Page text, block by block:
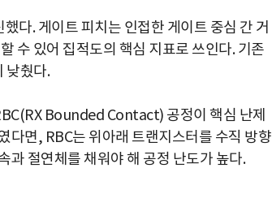
다. 게이트 피치는 인접한 게이트 중심 간 거
수 있어 집적도의 핵심 지표로 쓰인다. 기존
낮췄다.
Bounded Contact) 공정이 핵심 난제
다면, RBC는 위아래 트랜지스터를 수직 방향
과 절연체를 채워야 해 공정 난도가 높다.